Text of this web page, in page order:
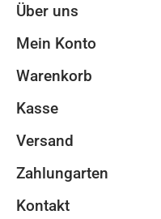
Über uns
Mein Konto
Warenkorb
Kasse
Versand
Zahlungarten
Kontakt